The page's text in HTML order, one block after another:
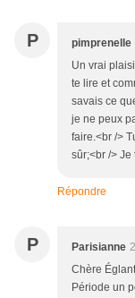
P pimprenelle
Un vrai
te lire et
savais ce
je ne peux
faire.<br />
sûr;<br /> Je
Répondre
P Parisianne
Chère
Période un